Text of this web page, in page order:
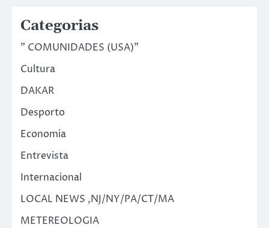
Categorias
" COMUNIDADES (USA)"
Cultura
DAKAR
Desporto
Economia
Entrevista
Internacional
LOCAL NEWS ,NJ/NY/PA/CT/MA
METEREOLOGIA